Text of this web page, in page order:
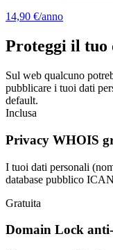
14,90 €/anno
Proteggi il tuo
Sul web qualcuno
pubblicare i tuoi dati
default.
Inclusa
Privacy WHOIS
I tuoi dati personali
database pubblico
Gratuita
Domain Lock